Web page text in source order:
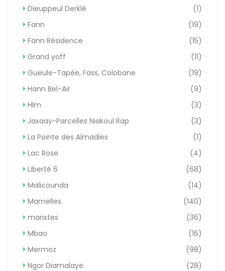
Dieuppeul Derklé
(1)
Fann
(19)
Fann Résidence
(15)
Grand yoff
(11)
Gueule-Tapée, Fass, Colobane
(19)
Hann Bel-Air
(9)
Hlm
(3)
Jaxaay-Parcelles Niakoul Rap
(3)
La Pointe des Almadies
(1)
Lac Rose
(4)
Liberté 6
(68)
Malicounda
(14)
Mamelles
(140)
maristes
(36)
Mbao
(16)
Mermoz
(98)
Ngor Diamalaye
(28)